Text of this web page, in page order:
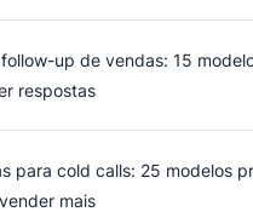
up de vendas: 15
respostas
para cold calls: 25 modelos
mais